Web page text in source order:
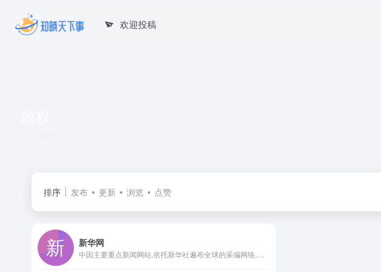
欢迎投稿
排序 发布 更新 浏览 点赞
新华网